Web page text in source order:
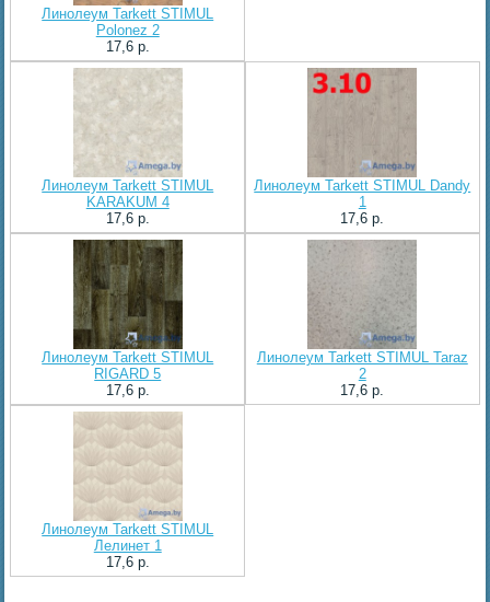
Линолеум Tarkett STIMUL
Polonez 2
17,6 p.
Линолеум Tarkett STIMUL
KARAKUM 4
17,6 p.
Линолеум Tarkett STIMUL Dandy
1
17,6 p.
Линолеум Tarkett STIMUL
RIGARD 5
17,6 p.
Линолеум Tarkett STIMUL Taraz
2
17,6 p.
Линолеум Tarkett STIMUL
Лелинет 1
17,6 p.